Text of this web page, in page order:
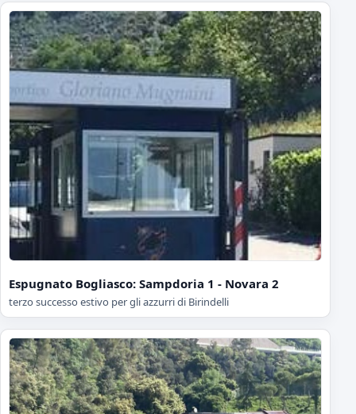
Espugnato Bogliasco: Sampdoria 1 - Novara 2
terzo successo estivo per gli azzurri di Birindelli